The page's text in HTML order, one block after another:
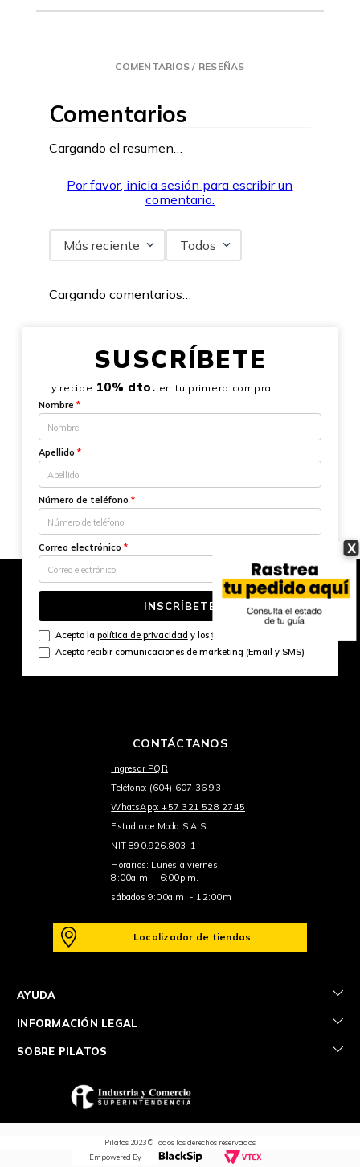
X
COMENTARIOS / RESEÑAS
Comentarios
Cargando el resumen…
Por favor, inicia sesión para escribir un
comentario.
Más reciente Todos
Cargando comentarios…
SUSCRÍBETE
y recibe 10% dto. en tu primera compra
Nombre *
Apellido *
Número de teléfono *
Correo electrónico *
INSCRÍBETE
Acepto la política de privacidad y lostérminos y condiciones
Acepto recibir comunicaciones de marketing (Email y SMS)
CONTÁCTANOS
Ingresar PQR
Teléfono: (604) 607 36 93
WhatsApp: +57 321 528 2745
Estudio de Moda S.A.S.
NIT 890.926.803-1
Horarios: Lunes a viernes
8:00a.m. - 6:00p.m.
sábados 9:00a.m. - 12:00m
Localizador de tiendas
AYUDA +
INFORMACIÓN LEGAL +
SOBRE PILATOS +
Pilatos 2023 © Todos los derechos reservados
Empowered By